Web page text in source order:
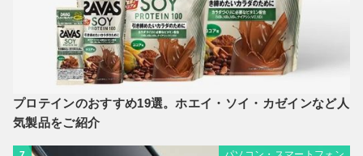
プロテインのおすすめ19選。ホエイ・ソイ・カゼインなど人
気製品をご紹介